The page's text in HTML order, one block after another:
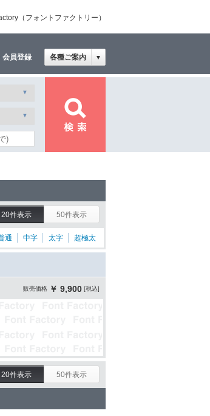
（フォントファクトリー）
会員登録 各種ご案内 ▼
20件表示 50件表示
通 中字 太字 超極太
販売価格 ￥ 9,900 [税込]
20件表示 50件表示